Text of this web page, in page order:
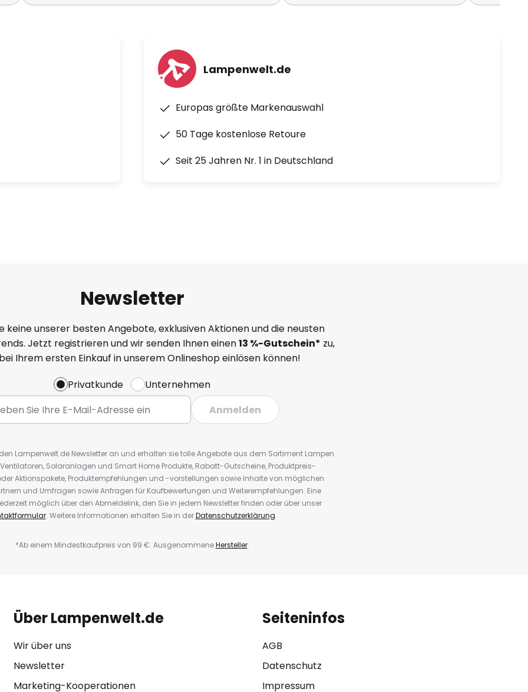
Lampenwelt.de
Europas größte Markenauswahl
50 Tage kostenlose Retoure
Seit 25 Jahren Nr. 1 in Deutschland
Newsletter
keine unserer besten Angebote, exklusiven Aktionen und die neusten
Jetzt registrieren und wir senden Ihnen einen13 %-Gutschein* zu,
Ihrem ersten Einkauf in unserem Onlineshop einlösen können!
Privatkunde
Unternehmen
Anmelden
Lampenwelt.de Newsletter an und erhalten sie tolle Angebote aus dem Sortiment Lampen
Solaranlagen und Smart Home Produkte, Rabatt-Gutscheine, Produktpreis-
Aktionspakete, Produktempfehlungen und -vorstellungen sowie Inhalte von möglichen
und Umfragen sowie Anfragen für Kaufbewertungen und Weiterempfehlungen. Eine
möglich über den Abmeldelink, den Sie in jedem Newsletter finden oder über unser
. Weitere Informationen erhalten Sie in derDatenschutzerklärung.
*Ab einem Mindestkaufpreis von 99 €. AusgenommeneHersteller.
Über Lampenwelt.de
Wir über uns
Newsletter
Marketing-Kooperationen
Seiteninfos
AGB
Datenschutz
Impressum